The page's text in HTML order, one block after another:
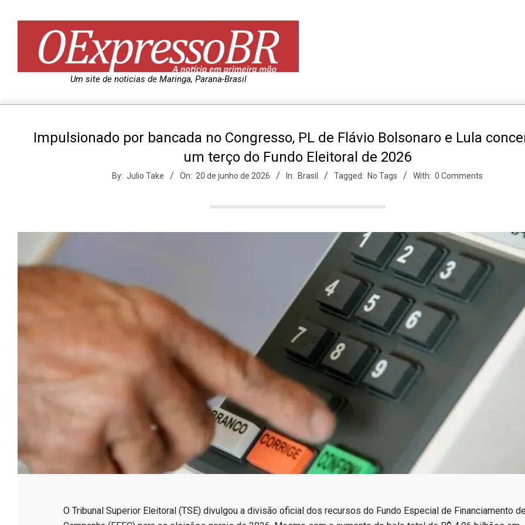
e
r
e
s
s
o
B
r
Um site de noticias de Maringa, Parana-Brasil
Impulsionado por bancada no Congresso, PL de Flávio Bolsonaro e Lula
um terço do Fundo Eleitoral de 2026
By: Julio Take On: 20 de junho de 2026 In: Brasil Tagged: No Tags With: 0 Comments
​O Tribunal Superior Eleitoral (TSE) divulgou a divisão oficial dos recursos do Fundo Especial de Financiamento